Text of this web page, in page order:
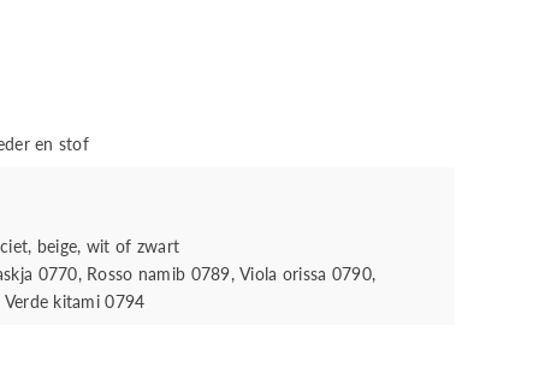
en stof
beige, wit of zwart
0770, Rosso namib 0789, Viola orissa 0790,
kitami 0794